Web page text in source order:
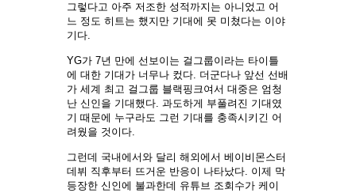
그렇다고 아주 저조한 성적까지는 아니었고 어
느 정도 히트는 했지만 기대에 못 미쳤다는 이야
기다.
YG가 7년 만에 선보이는 걸그룹이라는 타이틀
에 대한 기대가 너무나 컸다. 더군다나 앞선 선배
가 세계 최고 걸그룹 블랙핑크여서 대중은 엄청
난 신인을 기대했다. 과도하게 부풀려진 기대였
기 때문에 누구라도 그런 기대를 충족시키긴 어
려웠을 것이다.
그런데 국내에서와 달리 해외에서 베이비몬스터
데뷔 직후부터 뜨거운 반응이 나타났다. 이제 막
등장한 신인에 불과한데 유튜브 조회수가 케이